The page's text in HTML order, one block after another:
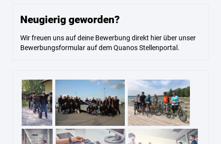
Neugierig geworden?
Wir freuen uns auf deine Bewerbung direkt hier über unser
Bewerbungsformular auf dem Quanos Stellenportal.